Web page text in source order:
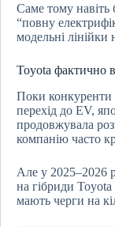
Саме тому навіть
“повну
модельні лінійки
Toyota фактично
Поки конкуренти
перехід до EV,
продовжувала
компанію часто
Але у 2025–2026
на гібриди Toyota
мають черги на